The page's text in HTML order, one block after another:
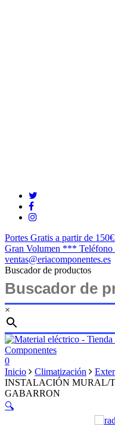
twitter
facebook
instagram
Portes Gratis a partir de
Gran Volumen *** Teléfono
ventas@eriacomponentes.es
Buscador de productos
×
Cerrar
búsqueda
buscar
account
0
Menu
Inicio Climatización
INSTALACIÓN MURAL/
GABARRON
🔍